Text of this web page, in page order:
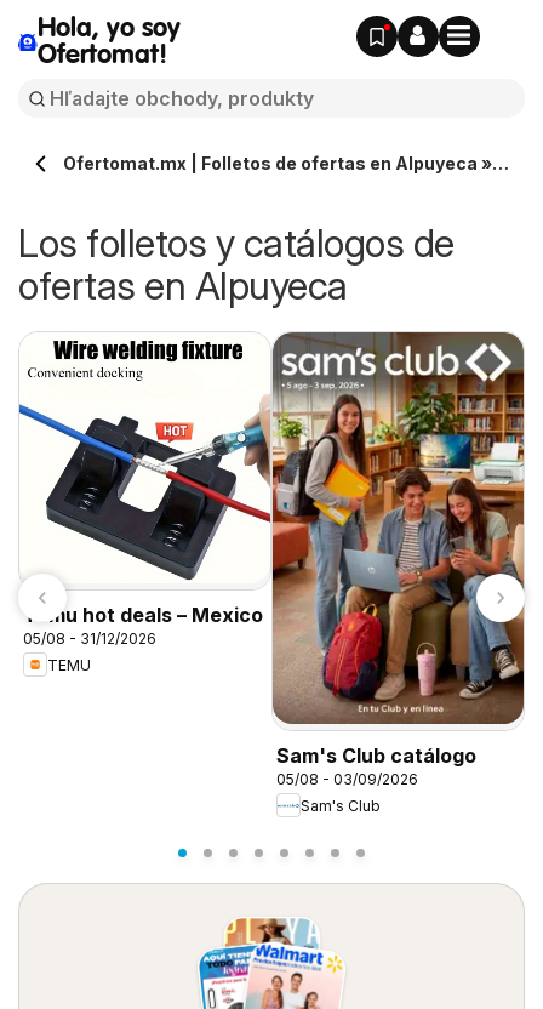
Hola, yo soy
Ofertomat!
Ofertomat.mx | Folletos de ofertas en Alpuyeca »
Los folletos y catálogos de
ofertas en Alpuyeca
Temu hot deals – Mexico
05/08 - 31/12/2026
TEMU
Sam's Club catálogo
05/08 - 03/09/2026
Sam's Club